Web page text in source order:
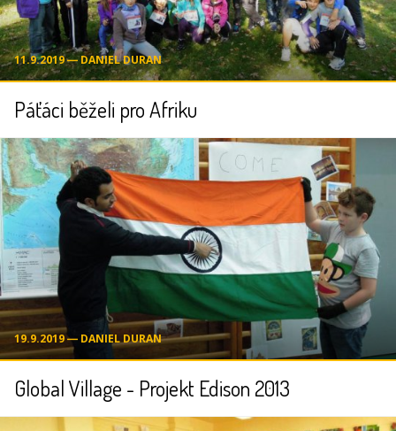
11.9.2019 ― DANIEL DURAN
Páťáci běželi pro Afriku
19.9.2019 ― DANIEL DURAN
Global Village - Projekt Edison 2013